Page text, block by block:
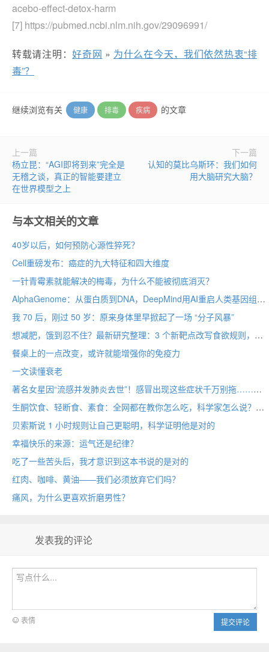
acebo-effect-detox-harm
[7] https://pubmed.ncbi.nlm.nih.gov/29096991/
转载请注明：好奇网 » 为什么在今天，我们依然热衷“排
毒”？
继续浏览有关 健康 排毒 疾病 的文章
上一篇
杨立昆：“AGI即将到来”完全是
无稽之谈，真正的智能要建立
在世界模型之上
下一篇
认知的莫比乌斯环：我们如何
用大脑研究大脑？
与本文相关的文章
40岁以后，如何预防心源性猝死？
Cell重磅发布：癌症的九大特征和四大维度
一针青霉素就能解决的梅毒，为什么不能被彻底消灭？
AlphaGenome：从蛋白质到DNA，DeepMind用AI重启人类基因组计划
我 70 后，刚过 50 岁：原来身体里早掀起了一场 “分子风暴”
想减肥，饿到忍不住？最新研究整理：3 个新靶点改写食欲规则，GLP-1 不再是唯一选择
餐桌上的一点改变，或许就能增强你的免疫力
一文读懂衰老
著名女星因“流感并发肺炎去世”！感冒出现这些症状千万别拖……
生酮饮食、轻断食、素食：全网都在教你怎么吃，科学家怎么说？
贝索斯说 1 小时规则让自己更聪明，科学证明他是对的
幸福快乐的来源：运气还是纪律？
吃了一些苦头后，我才意识到这本书说的是对的
红肉、咖啡、黄油——我们必须放弃它们吗？
痛风，为什么更喜欢折磨男性？
发表我的评论
提交评论
表情